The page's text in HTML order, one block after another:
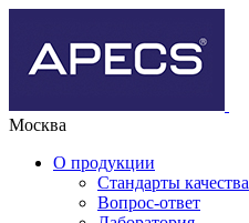
Москва
О продукции
Стандарты качества
Вопрос-ответ